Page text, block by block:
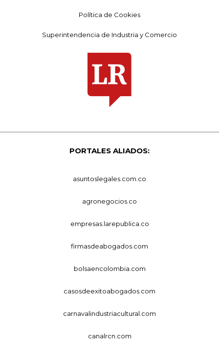
Política de Cookies
Superintendencia de Industria y Comercio
PORTALES ALIADOS:
asuntoslegales.com.co
agronegocios.co
empresas.larepublica.co
firmasdeabogados.com
bolsaencolombia.com
casosdeexitoabogados.com
carnavalindustriacultural.com
canalrcn.com